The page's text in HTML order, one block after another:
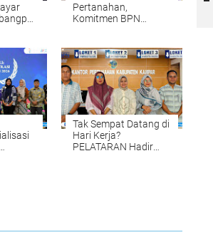
Pertanahan,
Komitmen BPN
yang Tepat dan
Akurat Halo
Tak Sempat Datang di
Hari Kerja?
PELATARAN Hadir